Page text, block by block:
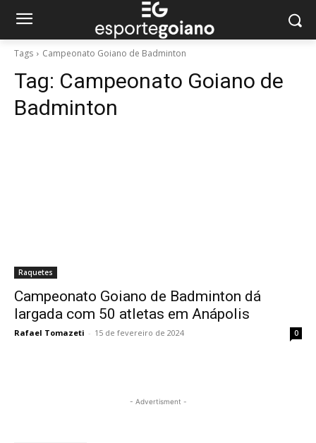
Tags Campeonato Goiano de Badminton
Tag: Campeonato Goiano de
Badminton
Raquetes
Campeonato Goiano de Badminton dá
largada com 50 atletas em Anápolis
Rafael Tomazeti - 15 de fevereiro de 2024 0
- Advertisment -